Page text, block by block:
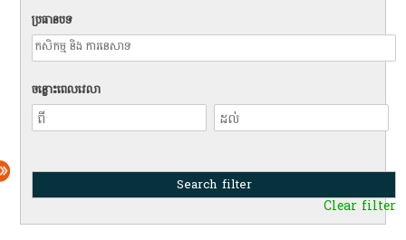
ប្រធានបទ
ចន្លោះពេលវេលា
Clear filter